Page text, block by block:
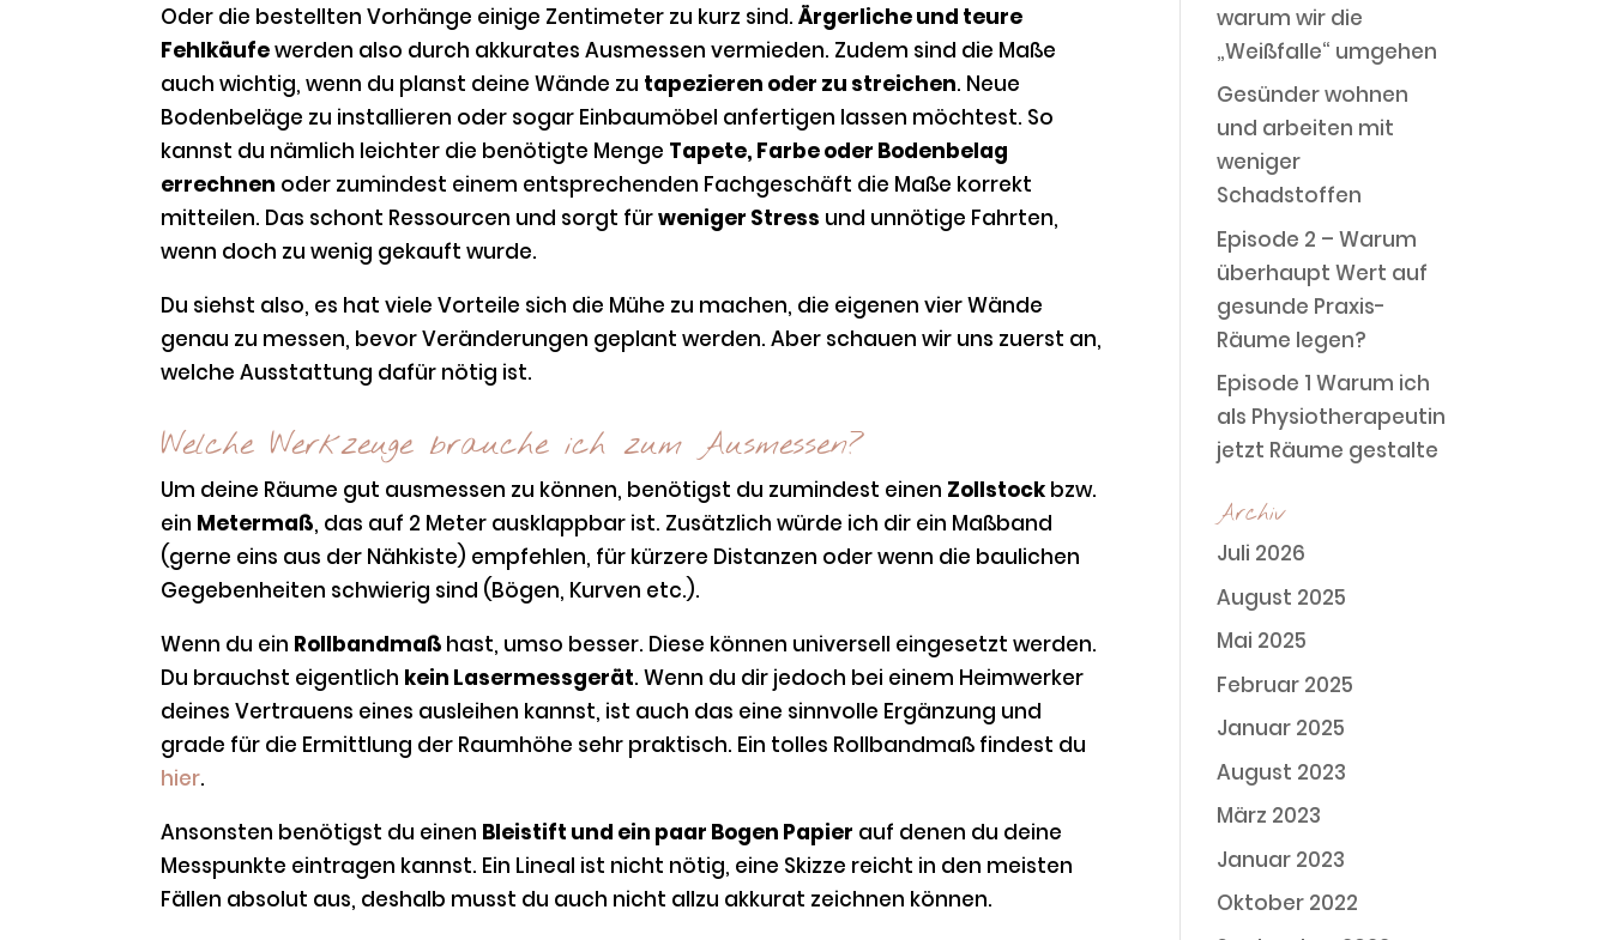
Oder die bestellten Vorhänge einige Zentimeter zu kurz sind.Ärgerliche und teure
Fehlkäufewerden also durch akkurates Ausmessen vermieden. Zudem sind die Maße
auch wichtig, wenn du planst deine Wände zu tapezieren oder zu streichen. Neue
Bodenbeläge zu installieren oder sogar Einbaumöbel anfertigen lassen möchtest. So
kannst du nämlich leichter die benötigte Menge Tapete, Farbe oder Bodenbelag
errechnen oder zumindest einem entsprechenden Fachgeschäft die Maße korrekt
mitteilen. Das schont Ressourcen und sorgt fürweniger Stress und unnötige Fahrten,
wenn doch zu wenig gekauft wurde.
Du siehst also, es hat viele Vorteile sich die Mühe zu machen, die eigenen vier Wände
genau zu messen, bevor Veränderungen geplant werden. Aber schauen wir uns zuerst an,
welche Ausstattung dafür nötig ist.
Welche Werkzeuge brauche ich zum Ausmessen?
Um deine Räume gut ausmessen zu können, benötigst du zumindest einen Zollstock bzw.
ein Metermaß, das auf 2 Meter ausklappbar ist. Zusätzlich würde ich dir ein Maßband
(gerne eins aus der Nähkiste) empfehlen, für kürzere Distanzen oder wenn die baulichen
Gegebenheiten schwierig sind (Bögen, Kurven etc.).
Wenn du ein Rollbandmaß hast, umso besser. Diese können universell eingesetzt werden.
Du brauchst eigentlich kein Lasermessgerät. Wenn du dir jedoch bei einem Heimwerker
deines Vertrauens eines ausleihen kannst, ist auch das eine sinnvolle Ergänzung und
grade für die Ermittlung der Raumhöhe sehr praktisch. Ein tolles Rollbandmaß findest du
hier.
Ansonsten benötigst du einen Bleistift und ein paar Bogen Papier auf denen du deine
Messpunkte eintragen kannst. Ein Lineal ist nicht nötig, eine Skizze reicht in den meisten
Fällen absolut aus, deshalb musst du auch nicht allzu akkurat zeichnen können.
warum wir die
„Weißfalle“ umgehen
Gesünder wohnen
und arbeiten mit
weniger
Schadstoffen
Episode 2 – Warum
überhaupt Wert auf
gesunde Praxis-
Räume legen?
Episode 1 Warum ich
als Physiotherapeutin
jetzt Räume gestalte
Archiv
Juli 2026
August 2025
Mai 2025
Februar 2025
Januar 2025
August 2023
März 2023
Januar 2023
Oktober 2022